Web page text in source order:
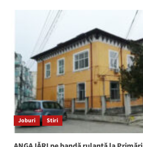
Joburi Stiri